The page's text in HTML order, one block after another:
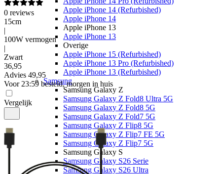
Apple iPhone 14 (Refurbished)
Apple iPhone 14
Apple iPhone 13
Apple iPhone 13
Overige
Apple iPhone 15 (Refurbished)
Apple iPhone 13 Pro (Refurbished)
Apple iPhone 13 (Refurbished)
Samsung
Samsung Galaxy Z
Samsung Galaxy Z Fold8 Ultra 5G
Samsung Galaxy Z Fold8 5G
Samsung Galaxy Z Fold7 5G
Samsung Galaxy Z Flip8 5G
Samsung Galaxy Z Flip7 FE 5G
Samsung Galaxy Z Flip7 5G
Samsung Galaxy S
Samsung Galaxy S26 Serie
Samsung Galaxy S26 Ultra
0 reviews
15cm
|
100W vermogen
|
Zwart
36,95
Advies 49,95
Voor 23:59 besteld, morgen in huis
Vergelijk